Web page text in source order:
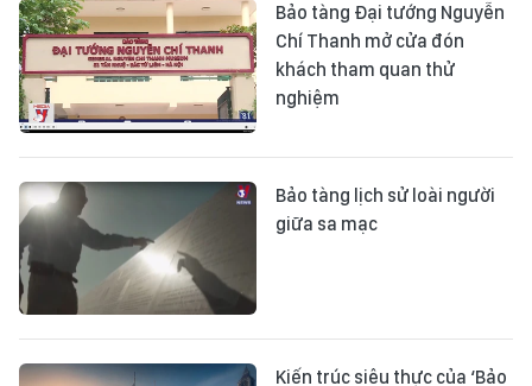
Bảo tàng Đại tướng Nguyễn
Chí Thanh mở cửa đón
khách tham quan thử
nghiệm
Bảo tàng lịch sử loài người
giữa sa mạc
Kiến trúc siêu thực của ‘Bảo